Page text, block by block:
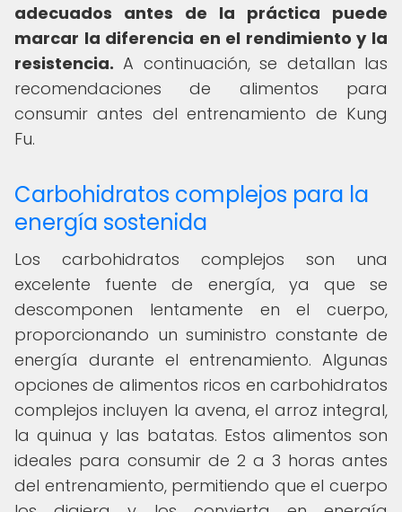
adecuados antes de la práctica puede
marcar la diferencia en el rendimiento y la
resistencia. A continuación, se detallan las
recomendaciones de alimentos para
consumir antes del entrenamiento de Kung
Fu.
Carbohidratos complejos para la
energía sostenida
Los carbohidratos complejos son una
excelente fuente de energía, ya que se
descomponen lentamente en el cuerpo,
proporcionando un suministro constante de
energía durante el entrenamiento. Algunas
opciones de alimentos ricos en carbohidratos
complejos incluyen la avena, el arroz integral,
la quinua y las batatas. Estos alimentos son
ideales para consumir de 2 a 3 horas antes
del entrenamiento, permitiendo que el cuerpo